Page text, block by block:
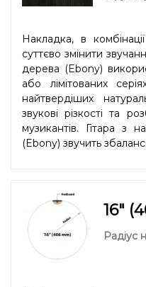
Накладка, в
суттєво змінити
дерева (Ebony)
або лімітованих
найтвердіших
звукові різкості та
музикантів. Гітара з
(Ebony) звучить
16"
Радіус